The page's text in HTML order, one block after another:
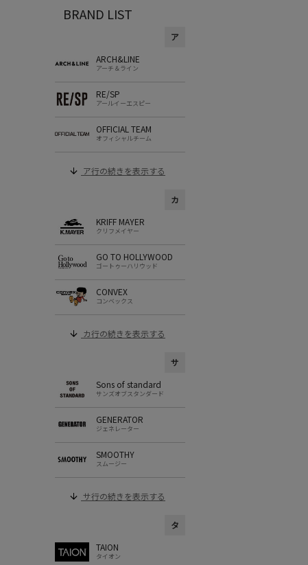
BRAND LIST
ア
ARCH&LINE
アーチ＆ライン
RE/SP
アールイーエスピー
OFFICIAL TEAM
オフィシャルチーム
ア行の続きを表示する
カ
KRIFF MAYER
クリフメイヤー
GO TO HOLLYWOOD
ゴートゥーハリウッド
CONVEX
コンベックス
カ行の続きを表示する
サ
Sons of standard
サンズオブスタンダード
GENERATOR
ジェネレーター
SMOOTHY
スムージー
サ行の続きを表示する
タ
TAION
タイオン